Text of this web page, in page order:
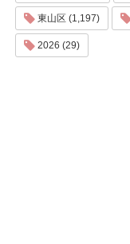
東山区 (1,197)
2026 (29)